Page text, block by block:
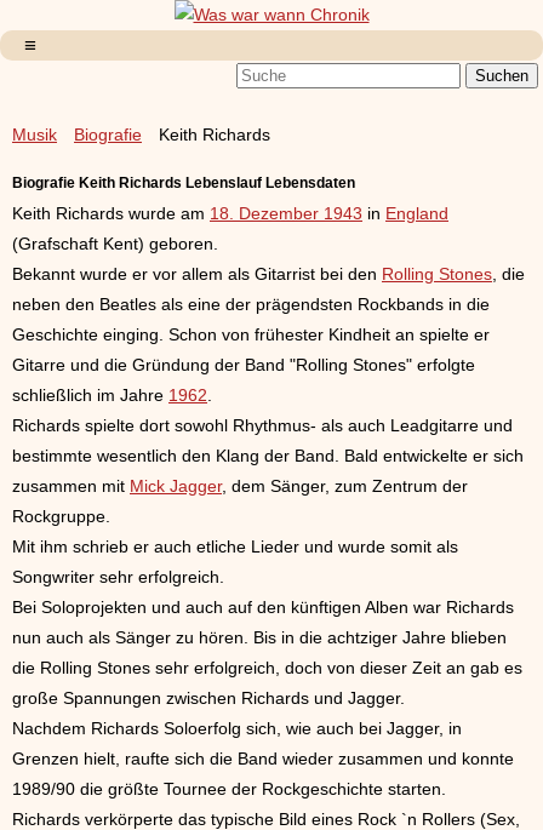
Musik Biografie Keith Richards
Biografie Keith Richards Lebenslauf Lebensdaten
Keith Richards wurde am 18. Dezember 1943 in England
(Grafschaft Kent) geboren.
Bekannt wurde er vor allem als Gitarrist bei den Rolling Stones , die
neben den Beatles als eine der prägendsten Rockbands in die
Geschichte einging. Schon von frühester Kindheit an spielte er
Gitarre und die Gründung der Band "Rolling Stones" erfolgte
schließlich im Jahre 1962
Richards spielte dort sowohl Rhythmus- als auch Leadgitarre und
bestimmte wesentlich den Klang der Band. Bald entwickelte er sich
zusammen mit Mick Jagger, dem Sänger, zum Zentrum der
Rockgruppe.
Mit ihm schrieb er auch etliche Lieder und wurde somit als
Songwriter sehr erfolgreich.
Bei Soloprojekten und auch auf den künftigen Alben war Richards
nun auch als Sänger zu hören. Bis in die achtziger Jahre blieben
die Rolling Stones sehr erfolgreich, doch von dieser Zeit an gab es
große Spannungen zwischen Richards und Jagger.
Nachdem Richards Soloerfolg sich, wie auch bei Jagger, in
Grenzen hielt, raufte sich die Band wieder zusammen und konnte
1989/90 die größte Tournee der Rockgeschichte starten.
Richards verkörperte das typische Bild eines Rock `n Rollers (Sex,